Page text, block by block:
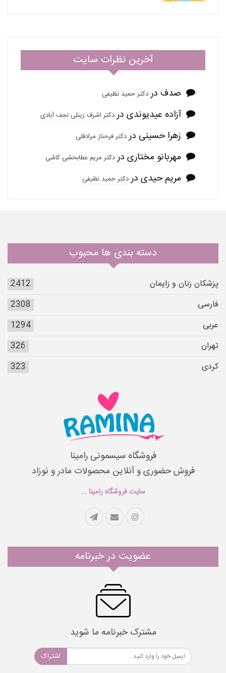
آخرین نظرات سایت
صدف دردکتر حمید نظیفی
آزاده عیدیوندی دردکتر اشرف زینلی نجف آبادی
زهرا حسینی دردکتر فرحناز مرادقلی
مهربانو مختاری دردکتر مریم عطابخشی کاشی
مریم حیدی دردکتر حمید نظیفی
دسته بندی ها محبوب
پزشکان زنان و زایمان
2412
فارسی
2308
عربی
1294
تهران
326
کردی
323
فروشگاه سیسمونی رامینا
فروش حضوری و آنلاین محصولات مادر و نوزاد
سایت فروشگاه رامینا ...
عضویت در خبرنامه
مشترک خبرنامه ما شوید
اشتراک